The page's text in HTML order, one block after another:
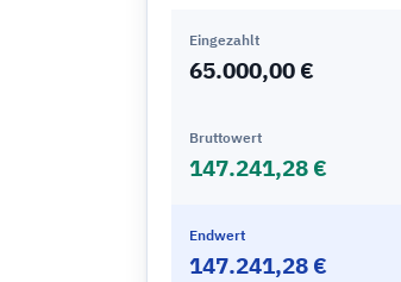
Eingezahlt
65.000,00 €
Bruttowert
147.241,28 €
Endwert
147.241,28 €